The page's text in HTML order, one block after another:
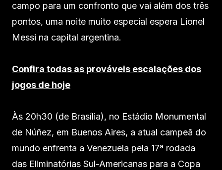
campo para um confronto que vai além dos três
pontos, uma noite muito especial espera Lionel
Messi na capital argentina.
Confira todas as prováveis escalações dos
jogos de hoje
Às 20h30 (de Brasília), no Estádio Monumental
de Núñez, em Buenos Aires, a atual campeã do
mundo enfrenta a Venezuela pela 17ª rodada
das Eliminatórias Sul-Americanas para a Copa